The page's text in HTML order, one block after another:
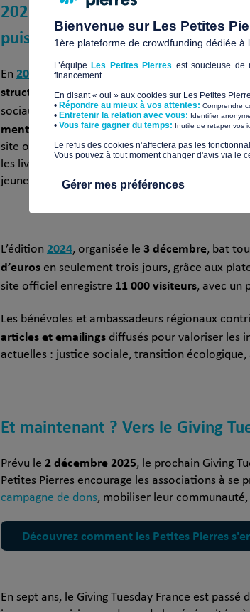
2023–2024 : l’impact digital et la
puissance
En 2023 , le Giving Tuesday atteint une nouvelle
structures
participent à l’événement, et la
sociaux explose :4,9 millions de personnes
mentions du hashtag #GivingTuesdayFR, et9
site officiel. Les formats immersifs comme les
les lives et les vidéos courtes séduisent
jeunes publics.
L’édition 2024, organisée le 3 décembre, bat
d’euros en seulement trois jours, grâce aux
site officiel enregistre 11 000 visiteurs, avec un
Les bénévoles et ambassadeurs régionaux
articles et emailings diffusés pour valoriser les
actuelles : justice sociale, transition
Et maintenant ? Vers le Giving
Prévu le 2 décembre 2025, le prochain Giving
Petites Pierres encourage les associations à
campagne de dons, mobiliser leur
Découvrez comment les Petites Pierres
En sept ans, le Giving Tuesday France est
Bienvenue sur Les Petites
1ère plateforme de crowdfunding dédiée à
L’équipe Les Petites Pierres est soucieuse de
financement.
En disant « oui » aux cookies sur Les Petites
• Répondre au mieux à vos attentes: Comprendre
• Entretenir la relation avec vous: Identifier
​• Vous faire gagner du temps: Inutile de retaper vos
​Le refus des cookies n’affectera pas les
Vous pouvez à tout moment changer d'avis via le
Gérer mes préférences